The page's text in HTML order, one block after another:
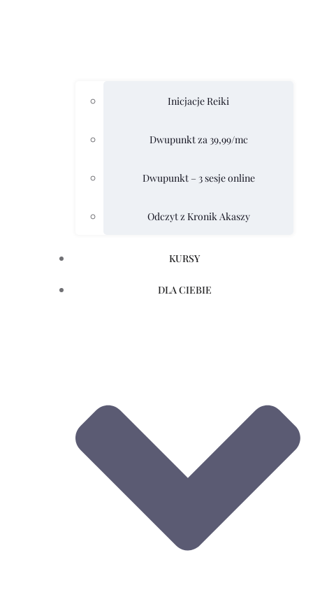
Inicjacje Reiki
Dwupunkt za 39,99/mc
Dwupunkt – 3 sesje online
Odczyt z Kronik Akaszy
KURSY
DLA CIEBIE